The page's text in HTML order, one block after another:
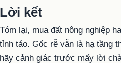
Lời kết
Tóm lại, mua đất nông nghiệp
tỉnh táo. Gốc rễ vẫn là hạ tầng
hãy cảnh giác trước mấy lời